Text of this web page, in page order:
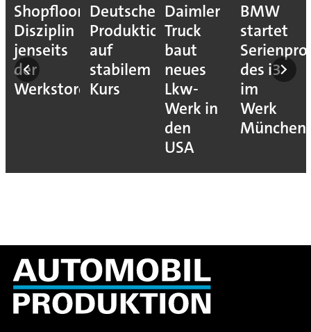
Shopfloor-
Disziplin
jenseits
der
Werkstore
Deutsche
Produktion
auf
stabilem
Kurs
Daimler
Truck
baut
neues
Lkw-
Werk in
den
USA
BMW
startet
des i3
im
Werk
München